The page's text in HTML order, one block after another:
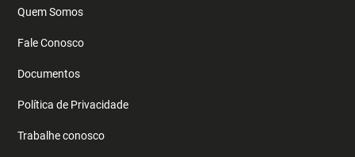
Quem Somos
Fale Conosco
Documentos
Política de Privacidade
Trabalhe conosco